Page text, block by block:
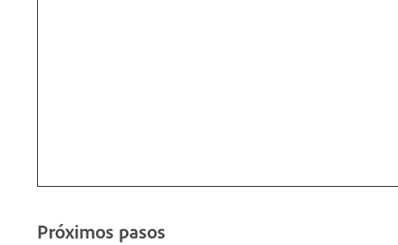
Próximos pasos